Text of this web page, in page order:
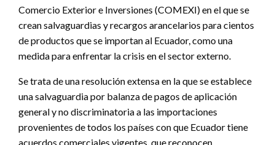
Comercio Exterior e Inversiones (COMEXI) en el que se
crean salvaguardias y recargos arancelarios para cientos
de productos que se importan al Ecuador, como una
medida para enfrentar la crisis en el sector externo.
Se trata de una resolución extensa en la que se establece
una salvaguardia por balanza de pagos de aplicación
general y no discriminatoria a las importaciones
provenientes de todos los países con que Ecuador tiene
acuerdos comerciales vigentes, que reconocen